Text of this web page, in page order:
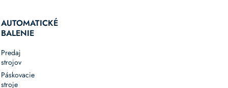
AUTOMATICKÉ
BALENIE
Predaj
strojov
Páskovacie
stroje